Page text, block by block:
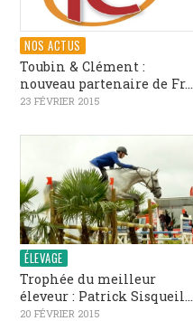
NOS ACTUS
Toubin & Clément :
nouveau partenaire de Fr...
23 FÉVRIER 2015
ÉLEVAGE
Trophée du meilleur
éleveur : Patrick Sisqueil...
20 FÉVRIER 2015